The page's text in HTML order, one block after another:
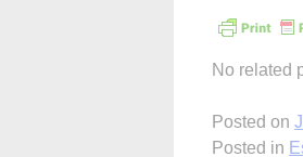
No related
Posted on
Posted in